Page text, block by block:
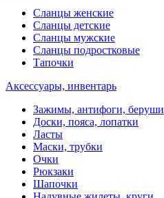
Сланцы женские
Сланцы детские
Сланцы мужские
Сланцы подростковые
Тапочки
Аксессуары, инвентарь
Зажимы, антифоги, беруши
Доски, пояса, лопатки
Ласты
Маски, трубки
Очки
Рюкзаки
Шапочки